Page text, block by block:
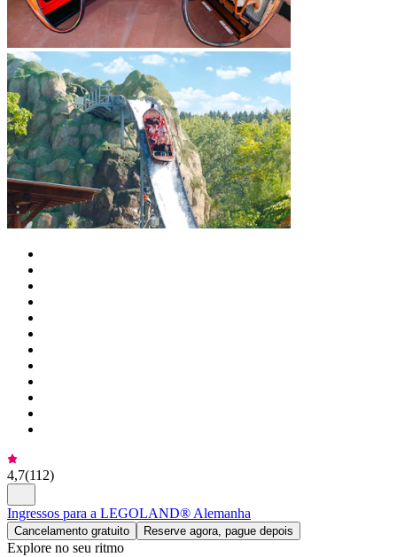
4,7(112)
Ingressos para a LEGOLAND® Alemanha
Cancelamento gratuito Reserve agora, pague depois
Explore no seu ritmo